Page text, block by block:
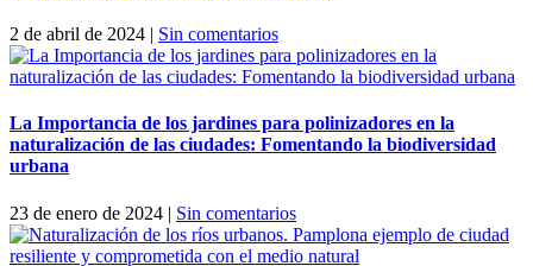
2 de abril de 2024 | Sin comentarios
La Importancia de los jardines para polinizadores en la
naturalización de las ciudades: Fomentando la biodiversidad
urbana
23 de enero de 2024 | Sin comentarios